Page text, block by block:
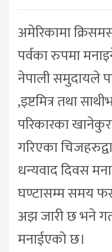
अमेरिकामा
पर्वका रुपमा
नेपाली समुदायले
,इष्टमित्र तथा
परिकारका
गरिएका
धन्यवाद दिवस
घण्टासम्म समय
अझ जारी छ भने
मनाईएको छ।